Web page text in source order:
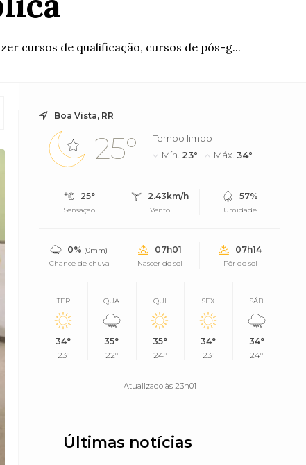
cursos de qualificação, cursos de pós-g...
Boa Vista, RR
25°
Tempo limpo
Mín. 23° Máx.34°
25°
Sensação
2.43km/h
Vento
57%
Umidade
0% (0mm)
Chance de chuva
07h01
Nascer do sol
07h14
Pôr do sol
TER
34°
23°
QUA
35°
22°
QUI
35°
24°
SEX
34°
23°
SÁB
34°
24°
Atualizado às 23h01
Últimas notícias